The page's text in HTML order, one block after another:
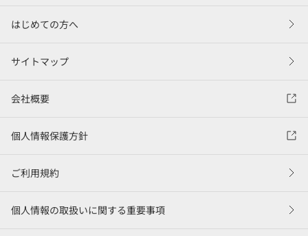
はじめての方へ
サイトマップ
会社概要
個人情報保護方針
ご利用規約
個人情報の取扱いに関する重要事項